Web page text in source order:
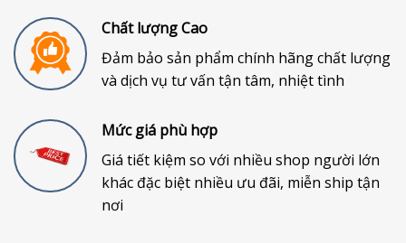
Chất lượng Cao
Đảm bảo sản phẩm chính hãng chất lượng
và dịch vụ tư vấn tận tâm, nhiệt tình
Mức giá phù hợp
Giá tiết kiệm so với nhiều shop người lớn
khác đặc biệt nhiều ưu đãi, miễn ship tận
nơi